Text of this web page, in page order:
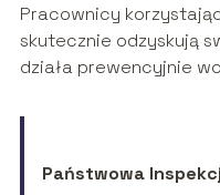
Pracownicy
skutecznie odzyskują
działa prewencyjnie
Państwowa